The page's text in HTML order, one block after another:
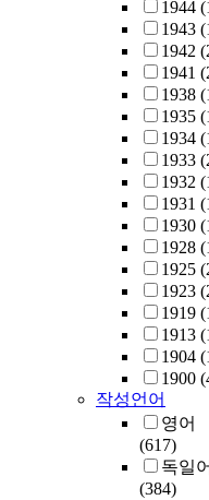
1944
1943
1942
1941
1938
1935
1934
1933
1932
1931
1930
1928
1925
1923
1919
1913
1904
1900
작성언어
영어
(617)
독일어
(384)